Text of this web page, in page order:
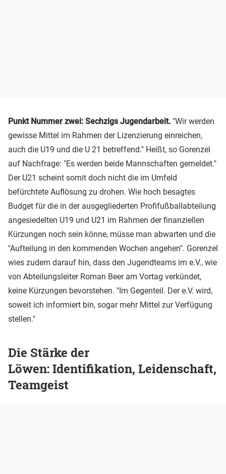
Punkt Nummer zwei: Sechzigs Jugendarbeit. "Wir werden
gewisse Mittel im Rahmen der Lizenzierung einreichen,
auch die U19 und die U 21 betreffend." Heißt, so Gorenzel
auf Nachfrage: "Es werden beide Mannschaften gemeldet."
Der U21 scheint somit doch nicht die im Umfeld
befürchtete Auflösung zu drohen. Wie hoch besagtes
Budget für die in der ausgegliederten Profifußballabteilung
angesiedelten U19 und U21 im Rahmen der finanziellen
Kürzungen noch sein könne, müsse man abwarten und die
"Aufteilung in den kommenden Wochen angehen". Gorenzel
wies zudem darauf hin, dass den Jugendteams im e.V., wie
von Abteilungsleiter Roman Beer am Vortag verkündet,
keine Kürzungen bevorstehen. "Im Gegenteil. Der e.V. wird,
soweit ich informiert bin, sogar mehr Mittel zur Verfügung
stellen."
Die Stärke der
Löwen: Identifikation, Leidenschaft,
Teamgeist